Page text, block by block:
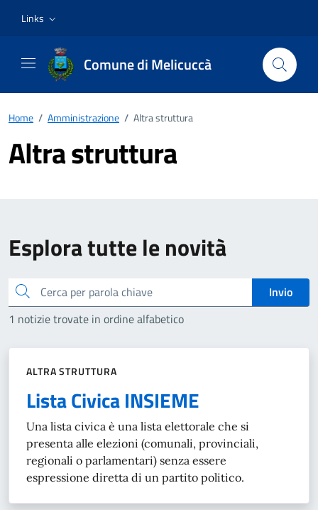
Links
Comune di Melicuccà
Home / Amministrazione / Altra struttura
Altra struttura
Esplora tutte le novità
Cerca
Invio
1 notizie trovate in ordine alfabetico
ALTRA STRUTTURA
Lista Civica INSIEME
Una lista civica è una lista elettorale che si
presenta alle elezioni (comunali, provinciali,
regionali o parlamentari) senza essere
espressione diretta di un partito politico.